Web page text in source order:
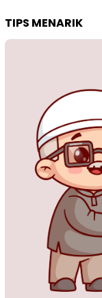
TIPS MENARIK